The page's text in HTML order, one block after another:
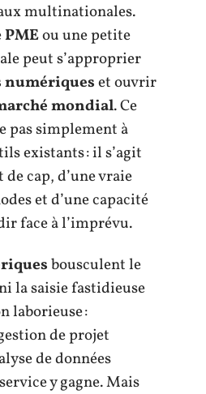
multinationales.
PMEou une petite
peut s’approprier
numériqueset ouvrir
mondial. Ce
pas simplement à
existants : il s’agit
cap, d’une vraie
et d’une capacité
face à l’imprévu.
bousculent le
la saisie fastidieuse
laborieuse :
de projet
de données
y gagne. Mais